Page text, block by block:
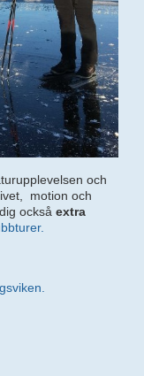
och
motion och
också extra